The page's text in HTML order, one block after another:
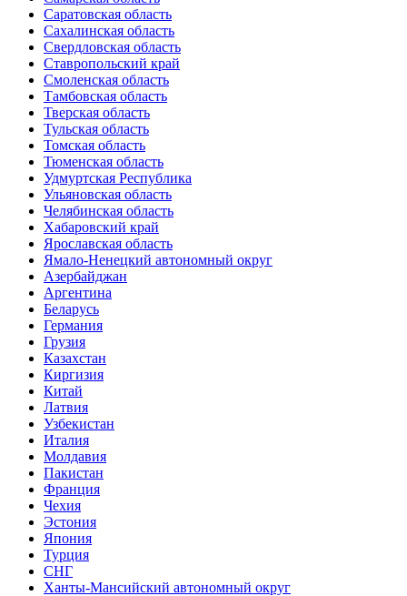
Саратовская область
Сахалинская область
Свердловская область
Ставропольский край
Смоленская область
Тамбовская область
Тверская область
Тульская область
Томская область
Тюменская область
Удмуртская Республика
Ульяновская область
Челябинская область
Хабаровский край
Ярославская область
Ямало-Ненецкий автономный округ
Азербайджан
Аргентина
Беларусь
Германия
Грузия
Казахстан
Киргизия
Китай
Латвия
Узбекистан
Италия
Молдавия
Пакистан
Франция
Чехия
Эстония
Япония
Турция
СНГ
Ханты-Мансийский автономный округ